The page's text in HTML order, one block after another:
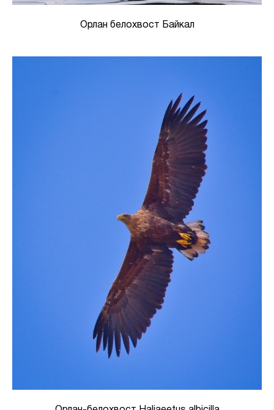
Орлан белохвост Байкал